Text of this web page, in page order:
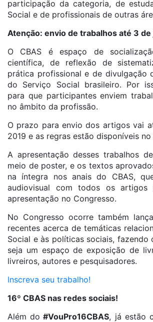
participação da categoria, de
Social e de profissionais de outras
Atenção: envio de trabalhos até 3
O CBAS é espaço de
científica, de reflexão de
prática profissional e de divulgação
do Serviço Social brasileiro. Por
para que participantes enviem
no âmbito da profissão.
O prazo para envio dos artigos vai
2019 e as regras estão disponíveis
A apresentação desses trabalhos
meio de poster, e os textos
na íntegra nos anais do CBAS,
audiovisual com todos os artigos
apresentação no Congresso.
No Congresso ocorre também
recentes acerca de temáticas
Social e às políticas sociais, fazendo
seja um espaço de exposição de
livreiros, autores e pesquisadores.
Inscreva seu trabalho!
16º CBAS nas redes sociais!
Além do #VouPro16CBAS, já estão